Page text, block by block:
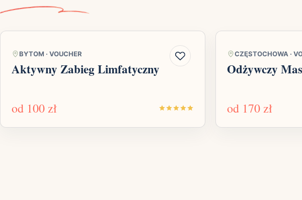
BYTOM · VOUCHER
Aktywny Zabieg Limfatyczny
od 100 zł
CZĘSTOCHOWA ·
Odżywczy
od 170 zł